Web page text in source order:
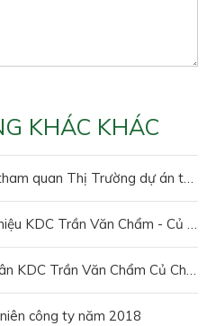
KHÁC KHÁC
quan Thị Trường dự án tại đà lạt
KDC Trần Văn Chẩm - Củ Chi - TP HCM
Trần Văn Chẩm Củ Chi TP HCM
công ty năm 2018